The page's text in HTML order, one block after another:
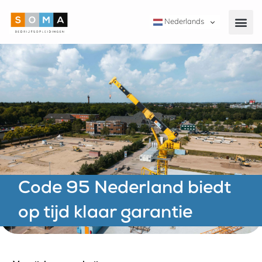
Nederlands
Code 95 Nederland biedt
op tijd klaar garantie